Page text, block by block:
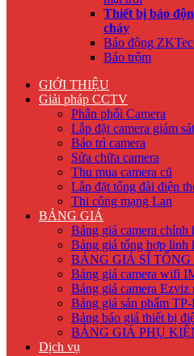
Thiết bị báo
cháy
Báo động
Báo trộm
GIỚI THIỆU
Giải pháp CCTV
Phân phối Camera
Lắp đặt camera giám sát
Bảo trì camera
Sửa chữa camera
Thu mua camera cũ
Lắp đặt tổng đài điện
Thi công mạng Lan
BẢNG GIÁ
Bảng giá camera chính
Bảng giá tổng hợp linh
BẢNG GIÁ SỈ TỔNG
Bảng giá camera wifi
Bảng giá camera Ezviz
Bảng giá sản phẩm
Bảng báo giá thiết bị
BẢNG GIÁ PHỤ
Dịch vụ